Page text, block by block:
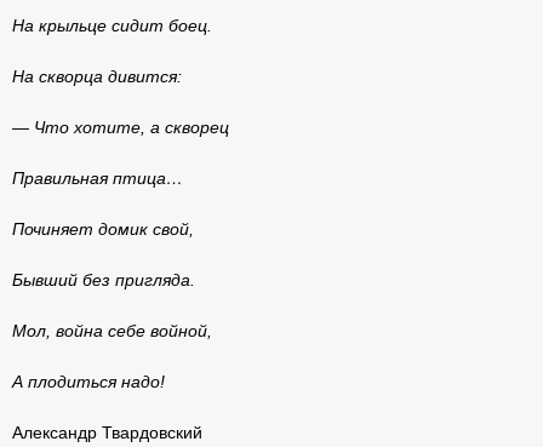
На крыльце сидит боец.
На скворца дивится:
— Что хотите, а скворец
Правильная птица…
Починяет домик свой,
Бывший без пригляда.
Мол, война себе войной,
А плодиться надо!
Александр Твардовский